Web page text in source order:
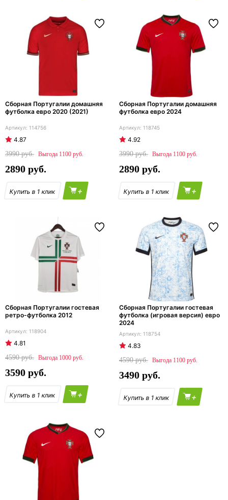
Сборная Португалии домашняя
футболка евро 2020 (2021)
114756
4.87
3990
1100
2890
+
Сборная Португалии домашняя
футболка евро 2024
118745
4.92
3990
1100
2890
+
Сборная Португалии гостевая
ретро-футболка 2012
118904
4.81
4590
1000
3590
+
Сборная Португалии гостевая
футболка (игровая версия) евро
2024
118754
4.83
4590
1100
3490
+